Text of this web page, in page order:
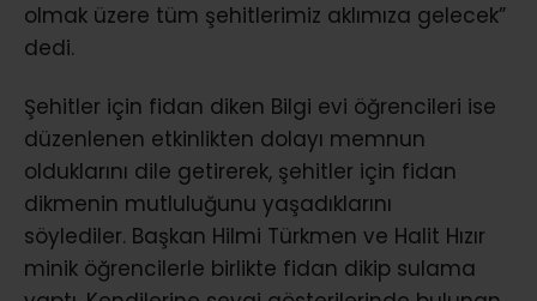
olmak üzere tüm şehitlerimiz aklımıza gelecek”
dedi.
Şehitler için fidan diken Bilgi evi öğrencileri ise
düzenlenen etkinlikten dolayı memnun
olduklarını dile getirerek, şehitler için fidan
dikmenin mutluluğunu yaşadıklarını
söylediler. Başkan Hilmi Türkmen ve Halit Hızır
minik öğrencilerle birlikte fidan dikip sulama